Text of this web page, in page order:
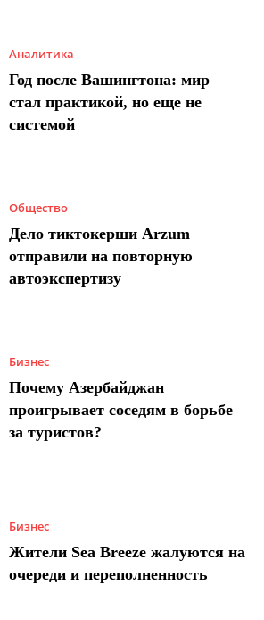
Аналитика
Год после Вашингтона: мир
стал практикой, но еще не
системой
Общество
Дело тиктокерши Arzum
отправили на повторную
автоэкспертизу
Бизнес
Почему Азербайджан
проигрывает соседям в борьбе
за туристов?
Бизнес
Жители Sea Breeze жалуются на
очереди и переполненность